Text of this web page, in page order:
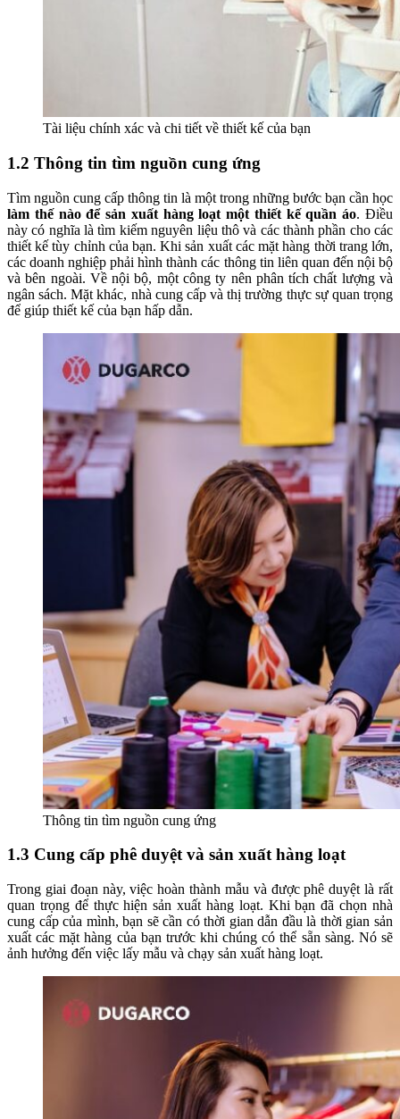
Tài liệu chính xác và chi tiết về thiết kế của bạn
1.2 Thông tin tìm nguồn cung ứng
Tìm nguồn cung cấp thông tin là một trong những bước bạn cần học
làm thế nào để sản xuất hàng loạt một thiết kế quần áo. Điều
này có nghĩa là tìm kiếm nguyên liệu thô và các thành phần cho các
thiết kế tùy chỉnh của bạn. Khi sản xuất các mặt hàng thời trang lớn,
các doanh nghiệp phải hình thành các thông tin liên quan đến nội bộ
và bên ngoài. Về nội bộ, một công ty nên phân tích chất lượng và
ngân sách. Mặt khác, nhà cung cấp và thị trường thực sự quan trọng
để giúp thiết kế của bạn hấp dẫn.
Thông tin tìm nguồn cung ứng
1.3 Cung cấp phê duyệt và sản xuất hàng loạt
Trong giai đoạn này, việc hoàn thành mẫu và được phê duyệt là rất
quan trọng để thực hiện sản xuất hàng loạt. Khi bạn đã chọn nhà
cung cấp của mình, bạn sẽ cần có thời gian dẫn đầu là thời gian sản
xuất các mặt hàng của bạn trước khi chúng có thể sẵn sàng. Nó sẽ
ảnh hưởng đến việc lấy mẫu và chạy sản xuất hàng loạt.